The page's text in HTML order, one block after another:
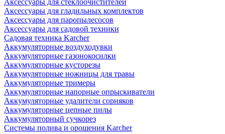
Аксессуары для стеклоочистителей
Аксессуары для гладильных комплектов
Аксессуары для паропылесосов
Аксессуары для садовой техники
Садовая техника Karcher
Аккумуляторные воздуходувки
Аккумуляторные газонокосилки
Аккумуляторные кусторезы
Аккумуляторные ножницы для травы
Аккумуляторные тримеры
Аккумуляторные напорные опрыскиватели
Аккумуляторные удалители сорняков
Аккумуляторные цепные пилы
Аккумуляторный сучкорез
Системы полива и орошения Karcher